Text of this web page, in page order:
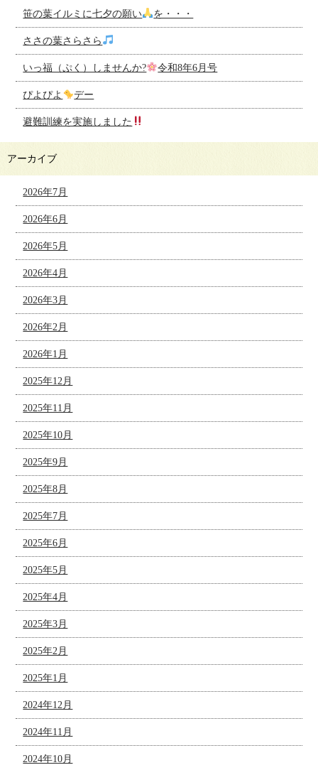
笹の葉イルミに七夕の願い を・・・
ささの葉さらさら
いっ福（ぷく）しませんか? 令和8年6月号
ぴよぴよ デー
避難訓練を実施しました
アーカイブ
2026年7月
2026年6月
2026年5月
2026年4月
2026年3月
2026年2月
2026年1月
2025年12月
2025年11月
2025年10月
2025年9月
2025年8月
2025年7月
2025年6月
2025年5月
2025年4月
2025年3月
2025年2月
2025年1月
2024年12月
2024年11月
2024年10月